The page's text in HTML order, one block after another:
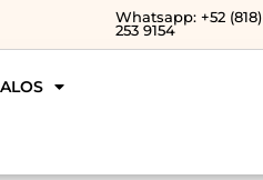
Whatsapp: +52 (818)
253 9154